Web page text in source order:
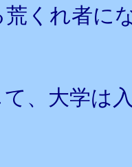
くれ者に
、大学は